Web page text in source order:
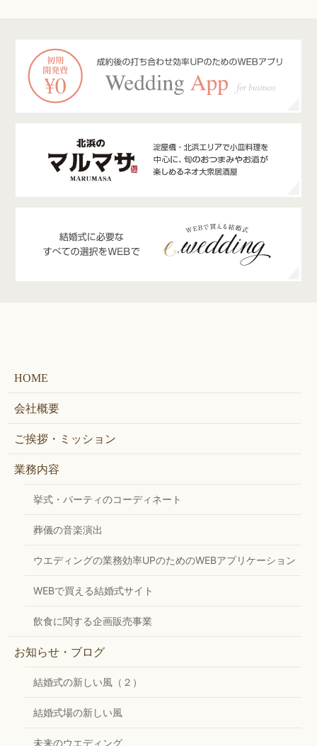
HOME
会社概要
ご挨拶・ミッション
業務内容
挙式・パーティのコーディネート
葬儀の音楽演出
ウエディングの業務効率UPのためのWEBアプリケーション
WEBで買える結婚式サイト
飲食に関する企画販売事業
お知らせ・ブログ
結婚式の新しい風（２）
結婚式場の新しい風
未来のウエディング